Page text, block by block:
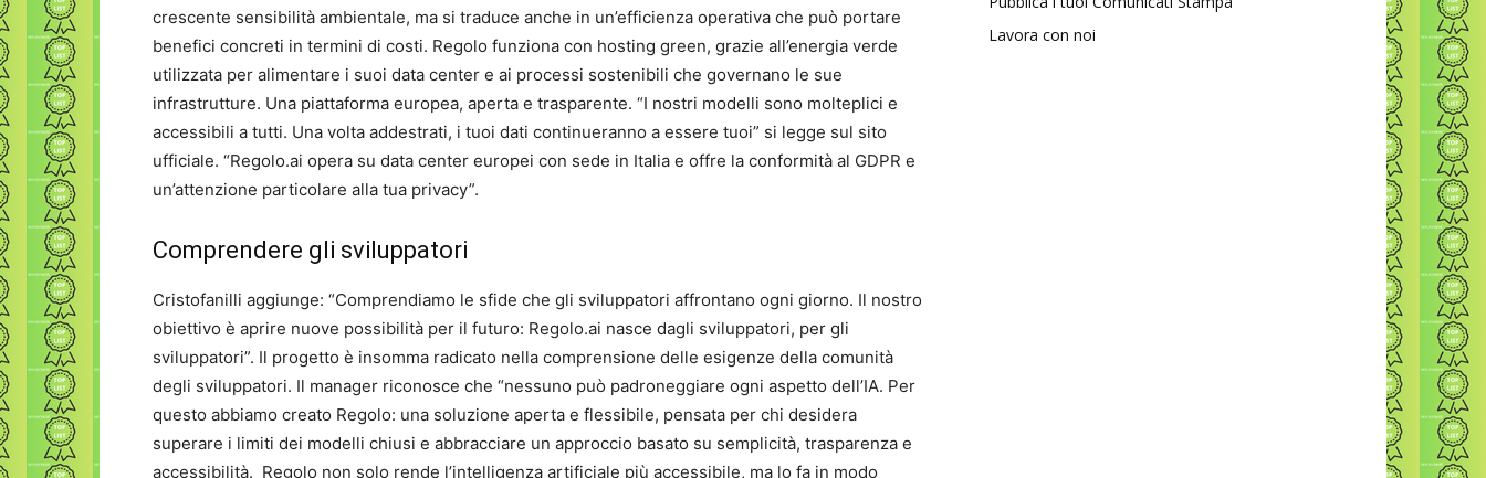
crescente sensibilità ambientale, ma si traduce anche in un’efficienza operativa che può portare
benefici concreti in termini di costi. Regolo funziona con hosting green, grazie all’energia verde
utilizzata per alimentare i suoi data center e ai processi sostenibili che governano le sue
infrastrutture. Una piattaforma europea, aperta e trasparente. “I nostri modelli sono molteplici e
accessibili a tutti. Una volta addestrati, i tuoi dati continueranno a essere tuoi” si legge sul sito
ufficiale. “Regolo.ai opera su data center europei con sede in Italia e offre la conformità al GDPR e
un’attenzione particolare alla tua privacy”.
Comprendere gli sviluppatori
Cristofanilli aggiunge: “Comprendiamo le sfide che gli sviluppatori affrontano ogni giorno. Il nostro
obiettivo è aprire nuove possibilità per il futuro: Regolo.ai nasce dagli sviluppatori, per gli
sviluppatori”. Il progetto è insomma radicato nella comprensione delle esigenze della comunità
degli sviluppatori. Il manager riconosce che “nessuno può padroneggiare ogni aspetto dell’IA. Per
questo abbiamo creato Regolo: una soluzione aperta e flessibile, pensata per chi desidera
superare i limiti dei modelli chiusi e abbracciare un approccio basato su semplicità, trasparenza e
accessibilità. Regolo non solo rende l’intelligenza artificiale più accessibile, ma lo fa in modo
Lavora con noi